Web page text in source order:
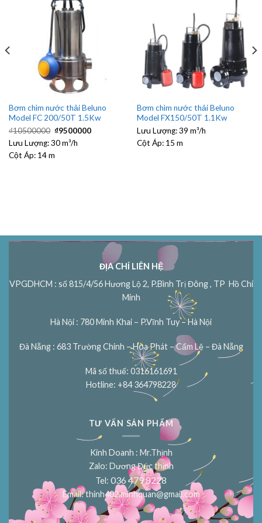
Bơm chìm nước thải Beluno
Model FC 200/50T 1.5Kw
₫10500000 Giá
gốc
là:
₫9500000Giá
hiện
Lưu Lượng:30 m³/h
Cột Áp: 14 m
Bơm chìm nước thải Beluno
Model FX150/50T 1.1Kw
Lưu Lượng:39 m³/h
Cột Áp: 15 m
ĐỊA CHỈ LIÊN HỆ
VPGDHCM : số 815/4/56 Hương Lộ 2, P.Bình Trị Đông , TP Hồ Chí
Minh
Hà Nội : 780 Minh Khai – P.Vĩnh Tuy – Hà Nội
Đà Nẵng : 683 Trường Chinh – Hòa Phát – Cẩm Lệ – Đà Nẵng
Mã số thuế: 0316161691
Hotline: +84 364798228
TƯ VẤN SẢN PHẨM
Kinh Doanh : Mr.Thịnh
Zalo: Dương Đức thịnh
Tel: 036 479 8228
Email:thinh402.minhquan@gmail.com